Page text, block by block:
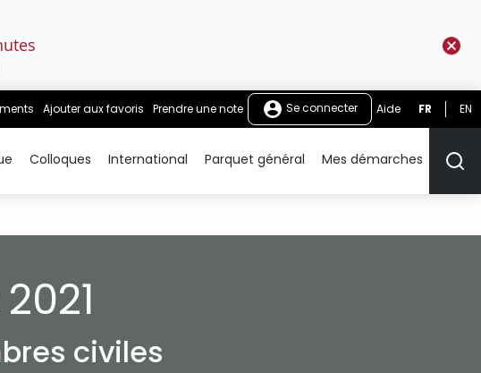
Ajouter aux favoris Prendre une note Se connecter Aide FR EN
Colloques International Parquet général Mes démarches
civiles